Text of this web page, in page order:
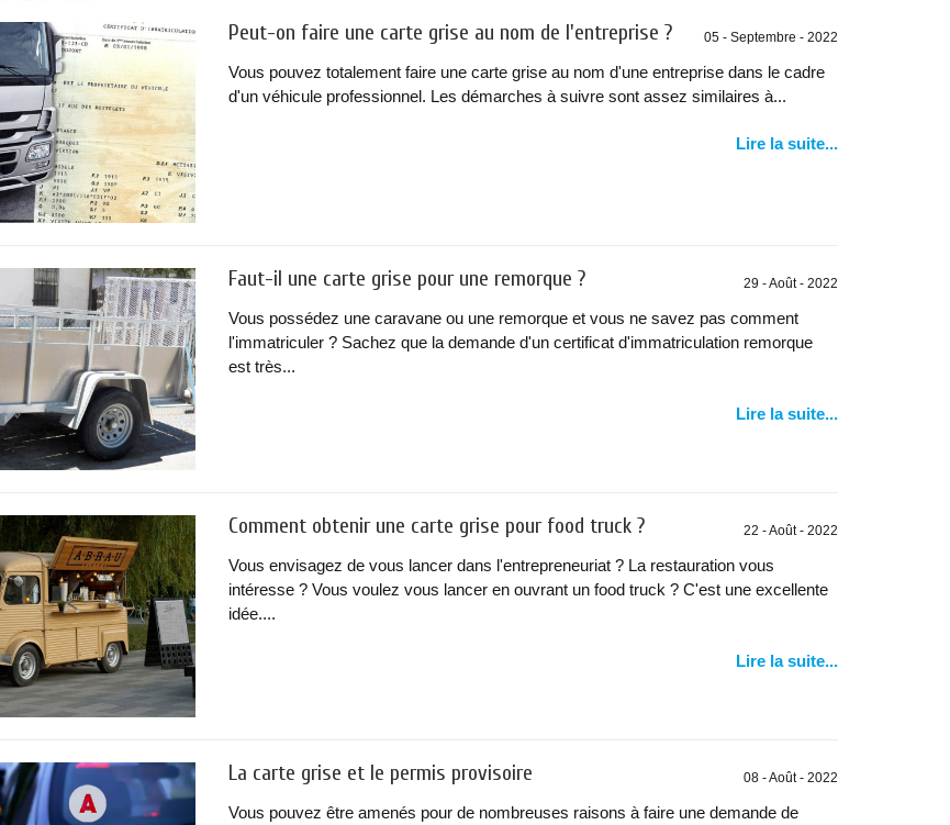
05 - Septembre - 2022
Peut-on faire une carte grise au nom de l'entreprise ?
Vous pouvez totalement faire une carte grise au nom d'une entreprise dans le cadre
d'un véhicule professionnel. Les démarches à suivre sont assez similaires à...
Lire la suite...
29 - Août - 2022
Faut-il une carte grise pour une remorque ?
Vous possédez une caravane ou une remorque et vous ne savez pas comment
l'immatriculer ? Sachez que la demande d'un certificat d'immatriculation remorque
est très...
Lire la suite...
22 - Août - 2022
Comment obtenir une carte grise pour food truck ?
Vous envisagez de vous lancer dans l'entrepreneuriat ? La restauration vous
intéresse ? Vous voulez vous lancer en ouvrant un food truck ? C'est une excellente
idée....
Lire la suite...
08 - Août - 2022
La carte grise et le permis provisoire
Vous pouvez être amenés pour de nombreuses raisons à faire une demande de